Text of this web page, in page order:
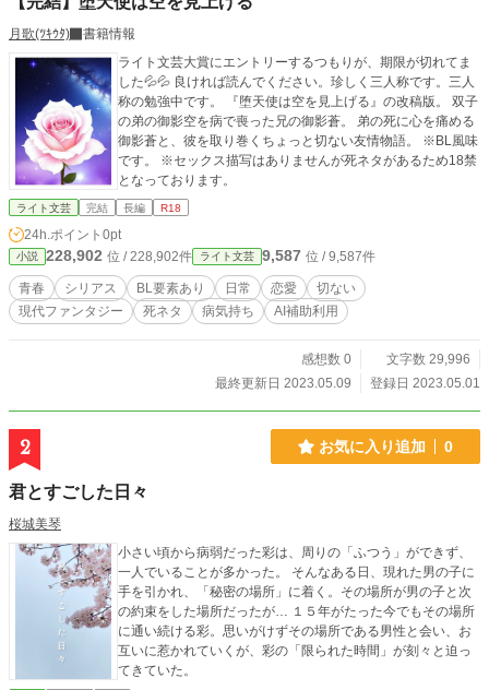
月歌(ﾂｷｳﾀ)
書籍情報
ライト文芸大賞にエントリーするつもりが、期限が切れてま
した💦💦 良ければ読んでください。珍しく三人称です。三人
称の勉強中です。 『堕天使は空を見上げる』の改稿版。 双子
の弟の御影空を病で喪った兄の御影蒼。 弟の死に心を痛める
御影蒼と、彼を取り巻くちょっと切ない友情物語。 ※BL風味
です。 ※セックス描写はありませんが死ネタがあるため18禁
となっております。
ライト文芸 完結 長編 R18
24h.ポイント 0pt
小説 228,902 位 / 228,902件 ライト文芸 9,587 位 / 9,587件
青春 シリアス BL要素あり 日常 恋愛
切ない
現代ファンタジー
死ネタ 病気持ち AI補助利用
感想数 0
文字数 29,996
最終更新日 2023.05.09
登録日 2023.05.01
2 お気に入り追加 0
君とすごした日々
桜城美琴
小さい頃から病弱だった彩は、周りの「ふつう」ができず、
一人でいることが多かった。 そんなある日、現れた男の子に
手を引かれ、「秘密の場所」に着く。その場所が男の子と次
の約束をした場所だったが… １５年がたった今でもその場所
に通い続ける彩。思いがけずその場所である男性と会い、お
互いに惹かれていくが、彩の「限られた時間」が刻々と迫っ
てきていた。